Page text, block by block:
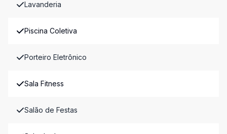
Lavanderia
Piscina Coletiva
Porteiro Eletrônico
Sala Fitness
Salão de Festas